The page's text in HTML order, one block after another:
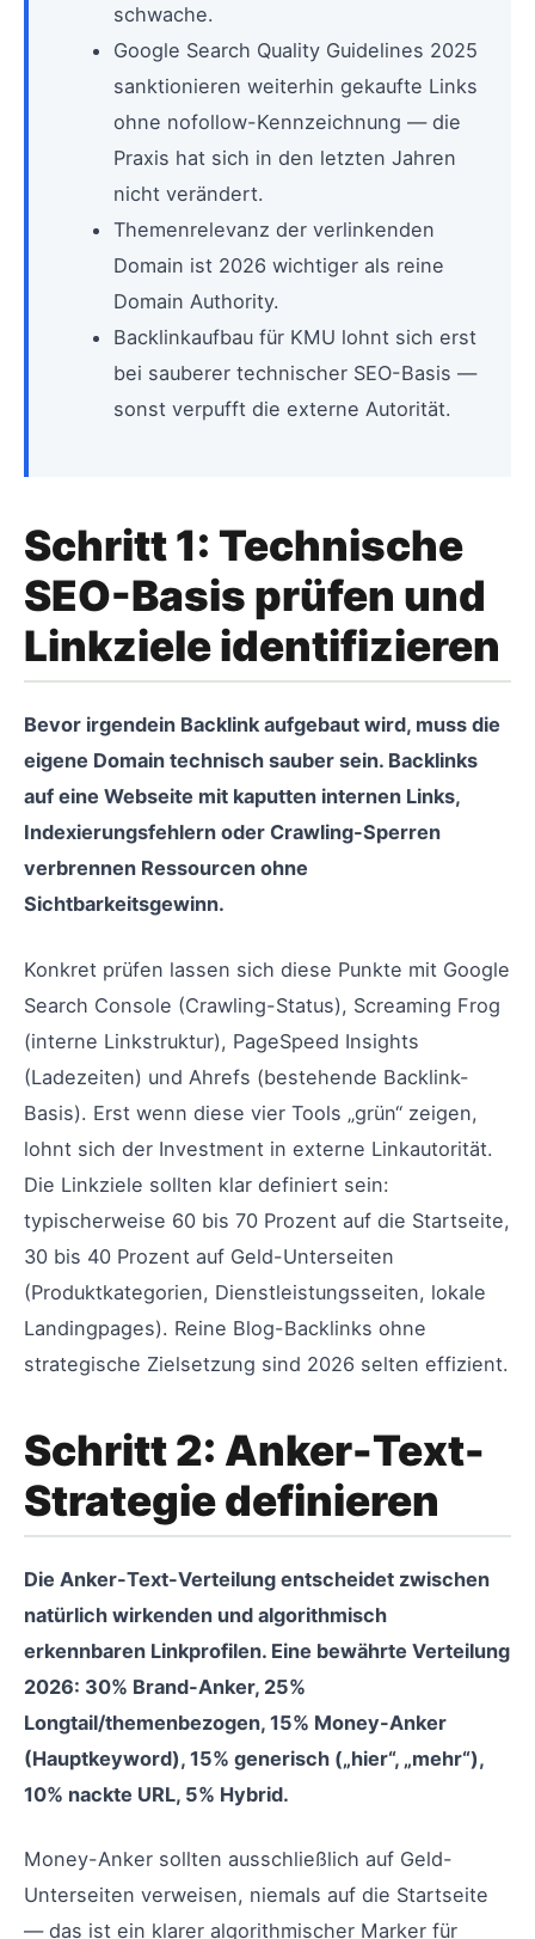
schwache.
Google Search Quality Guidelines 2025
sanktionieren weiterhin gekaufte Links
ohne nofollow-Kennzeichnung — die
Praxis hat sich in den letzten Jahren
nicht verändert.
Themenrelevanz der verlinkenden
Domain ist 2026 wichtiger als reine
Domain Authority.
Backlinkaufbau für KMU lohnt sich erst
bei sauberer technischer SEO-Basis —
sonst verpufft die externe Autorität.
Schritt 1: Technische
SEO-Basis prüfen und
Linkziele identifizieren
Bevor irgendein Backlink aufgebaut wird, muss die
eigene Domain technisch sauber sein. Backlinks
auf eine Webseite mit kaputten internen Links,
Indexierungsfehlern oder Crawling-Sperren
verbrennen Ressourcen ohne
Sichtbarkeitsgewinn.
Konkret prüfen lassen sich diese Punkte mit Google
Search Console (Crawling-Status), Screaming Frog
(interne Linkstruktur), PageSpeed Insights
(Ladezeiten) und Ahrefs (bestehende Backlink-
Basis). Erst wenn diese vier Tools „grün“ zeigen,
lohnt sich der Investment in externe Linkautorität.
Die Linkziele sollten klar definiert sein:
typischerweise 60 bis 70 Prozent auf die Startseite,
30 bis 40 Prozent auf Geld-Unterseiten
(Produktkategorien, Dienstleistungsseiten, lokale
Landingpages). Reine Blog-Backlinks ohne
strategische Zielsetzung sind 2026 selten effizient.
Schritt 2: Anker-Text-
Strategie definieren
Die Anker-Text-Verteilung entscheidet zwischen
natürlich wirkenden und algorithmisch
erkennbaren Linkprofilen. Eine bewährte Verteilung
2026: 30% Brand-Anker, 25%
Longtail/themenbezogen, 15% Money-Anker
(Hauptkeyword), 15% generisch („hier“, „mehr“),
10% nackte URL, 5% Hybrid.
Money-Anker sollten ausschließlich auf Geld-
Unterseiten verweisen, niemals auf die Startseite
— das ist ein klarer algorithmischer Marker für